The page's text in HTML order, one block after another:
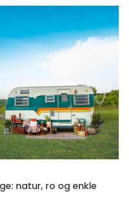
natur, ro og enkle